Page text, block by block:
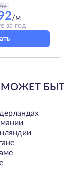
м
/м
за год